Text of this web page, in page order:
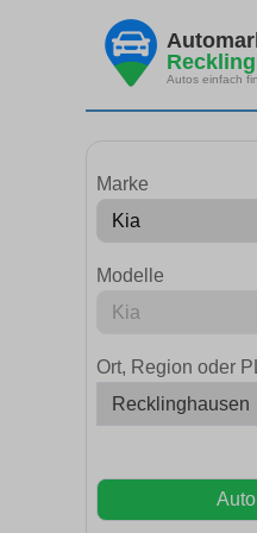
Autos einfach
Marke
Modelle
Ort, Region oder